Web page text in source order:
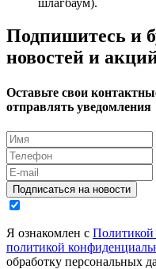
Подпишитесь и
новостей и
Оставьте свои
отправлять уведомления
Подписаться на новости
Я ознакомлен с Политикой
политикой
обработку персональных